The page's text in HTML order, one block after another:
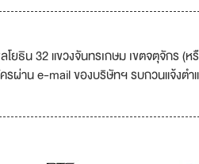
ยธิน 32 แขวงจันทรเกษม เขตจตุจักร (
าน e-mail ของบริษัทฯ รบกวนแจ้งตำ